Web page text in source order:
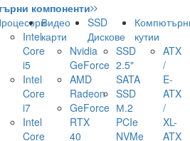
компоненти
Intel
Core
i5
Intel
Core
i7
Intel
Core
Видео
карти
Nvidia
GeForce
AMD
Radeon
GeForce
RTX
40
SSD
Дискове
SSD
2.5"
SATA
SSD
М.2
PCIe
NVMe
кутии
ATX
/
E-
ATX
/
XL-
ATX